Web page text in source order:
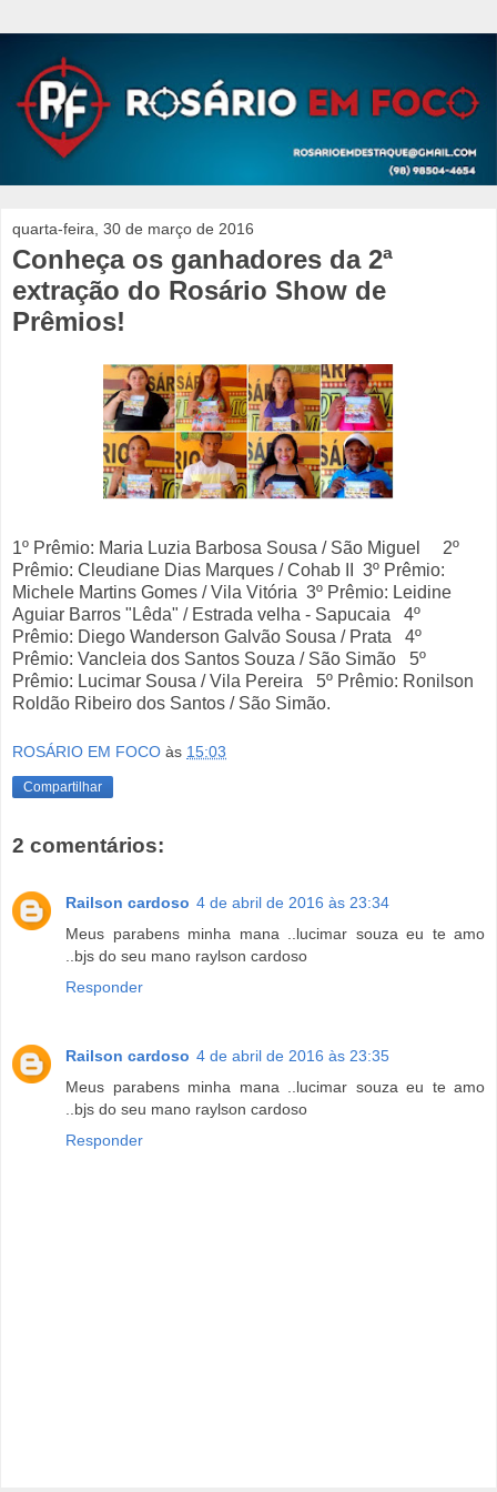
quarta-feira, 30 de março de 2016
Conheça os ganhadores da 2ª
extração do Rosário Show de
Prêmios!
1º Prêmio: Maria Luzia Barbosa Sousa / São Miguel 2º
Prêmio: Cleudiane Dias Marques / Cohab II 3º Prêmio:
Michele Martins Gomes / Vila Vitória 3º Prêmio: Leidine
Aguiar Barros "Lêda" / Estrada velha - Sapucaia 4º
Prêmio: Diego Wanderson Galvão Sousa / Prata 4º
Prêmio: Vancleia dos Santos Souza / São Simão 5º
Prêmio: Lucimar Sousa / Vila Pereira 5º Prêmio: Ronilson
Roldão Ribeiro dos Santos / São Simão.
ROSÁRIO EM FOCO às 15:03
Compartilhar
2 comentários:
Railson cardoso 4 de abril de 2016 às 23:34
Meus parabens minha mana ..lucimar souza eu te amo
..bjs do seu mano raylson cardoso
Responder
Railson cardoso 4 de abril de 2016 às 23:35
Meus parabens minha mana ..lucimar souza eu te amo
..bjs do seu mano raylson cardoso
Responder